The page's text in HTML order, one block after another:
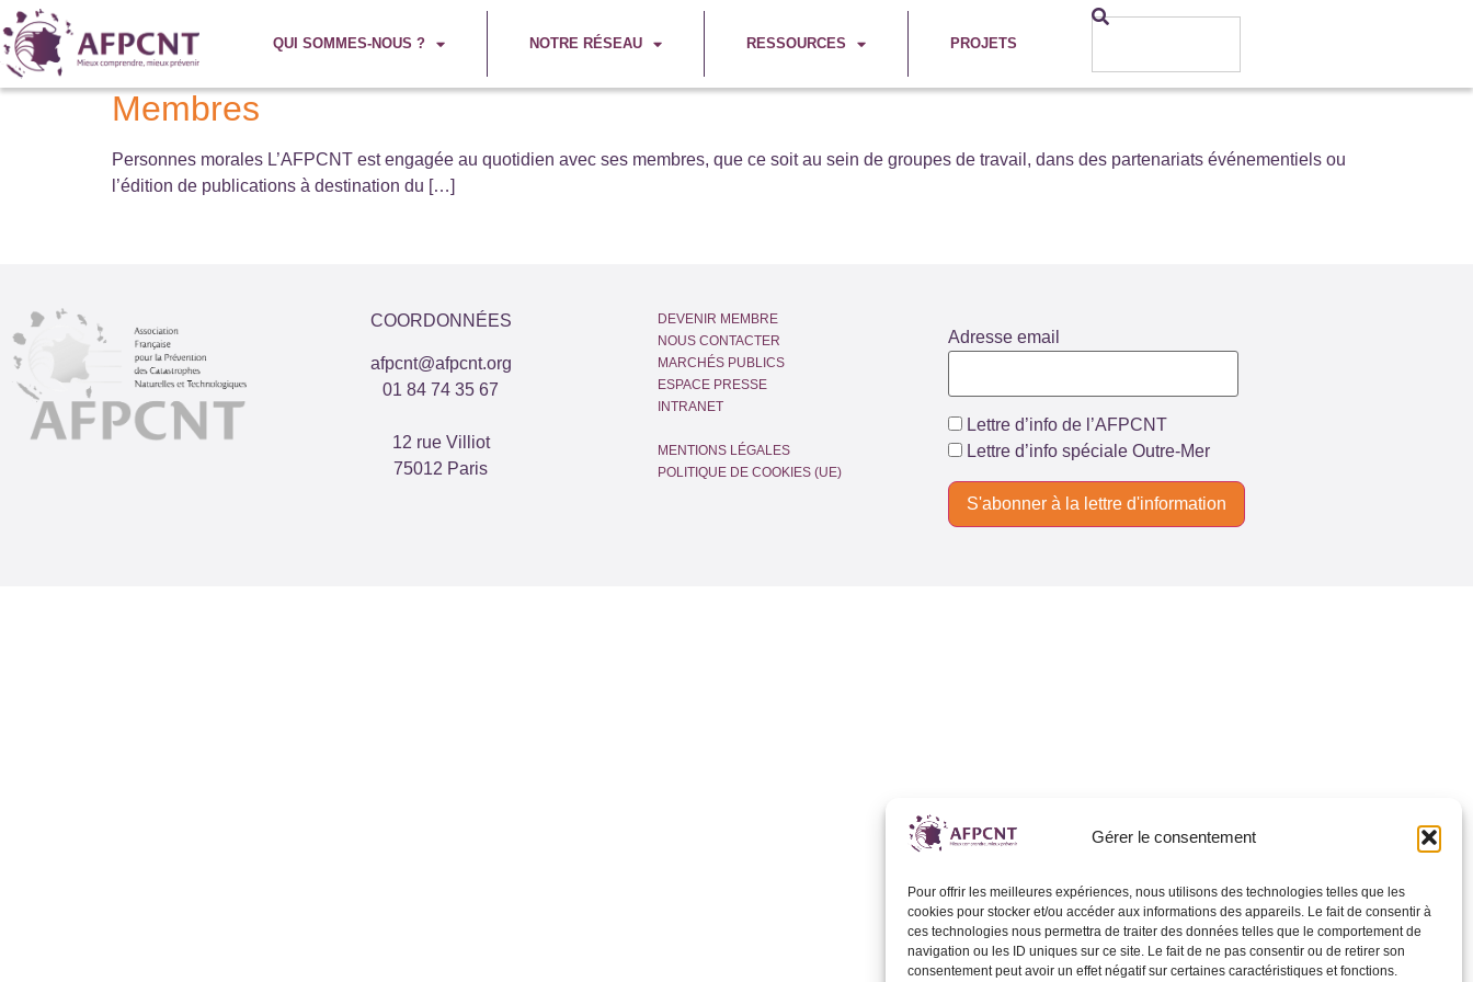
Gérer le consentement
Pour offrir les meilleures expériences, nous utilisons des technologies telles que les
cookies pour stocker et/ou accéder aux informations des appareils. Le fait de consentir à
ces technologies nous permettra de traiter des données telles que le comportement de
navigation ou les ID uniques sur ce site. Le fait de ne pas consentir ou de retirer son
consentement peut avoir un effet négatif sur certaines caractéristiques et fonctions.
QUI SOMMES-NOUS ? NOTRE RÉSEAU RESSOURCES PROJETS
Membres
Personnes morales L’AFPCNT est engagée au quotidien avec ses membres, que ce soit au sein de groupes de travail, dans des partenariats événementiels ou
l’édition de publications à destination du […]
COORDONNÉES
afpcnt@afpcnt.org
01 84 74 35 67
12 rue Villiot
75012 Paris
DEVENIR MEMBRE
NOUS CONTACTER
MARCHÉS PUBLICS
ESPACE PRESSE
INTRANET
MENTIONS LÉGALES
POLITIQUE DE COOKIES (UE)
Adresse email
Lettre d’info de l’AFPCNT
Lettre d’info spéciale Outre-Mer